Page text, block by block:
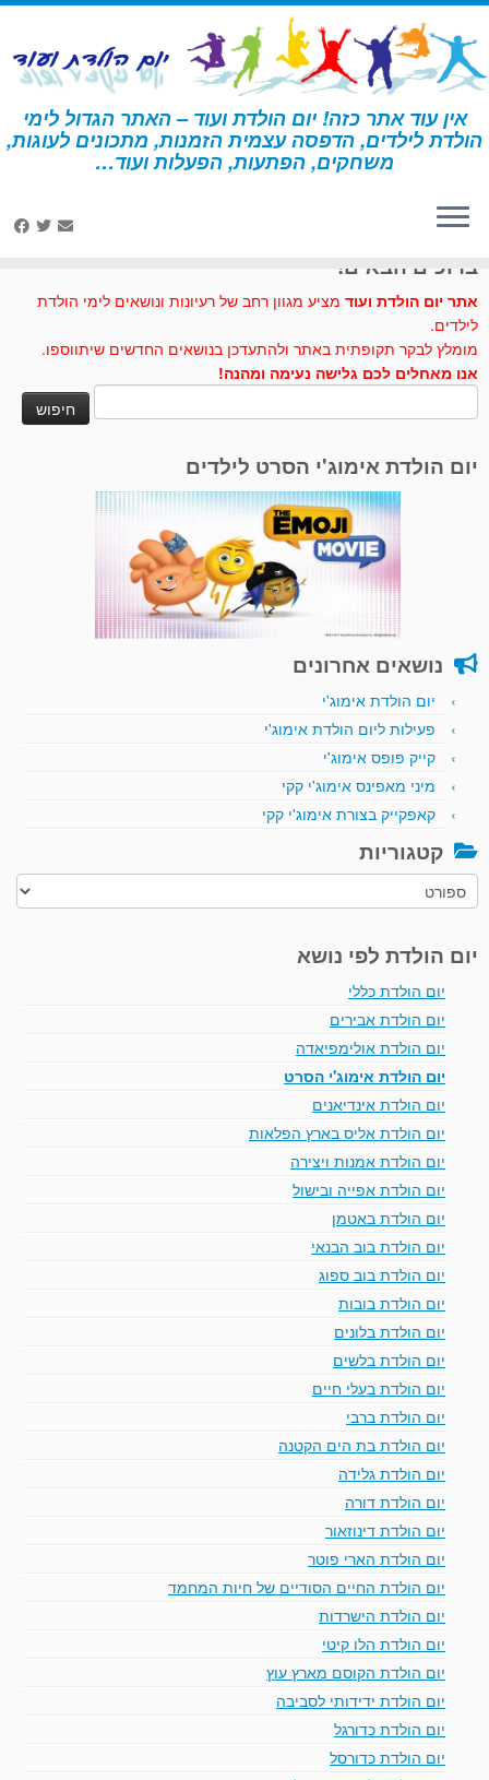
דלג
לתוכן
אין עוד אתר כזה! יום הולדת ועוד – האתר הגדול לימי
הולדת לילדים, הדפסה עצמית הזמנות, מתכונים לעוגות,
משחקים, הפתעות, הפעלות ועוד… דף הבית » ספורט
ברוכים הבאים!
אתר יום הולדת ועוד מציע מגוון רחב של רעיונות ונושאים לימי הולדת
לילדים.
מומלץ לבקר תקופתית באתר ולהתעדכן בנושאים החדשים שיתווספו.
אנו מאחלים לכם גלישה נעימה ומהנה!
יום הולדת אימוג'י הסרט לילדים
נושאים אחרונים
יום הולדת אימוג'י
פעילות ליום הולדת אימוג'י
קייק פופס אימוג'י
מיני מאפינס אימוג'י קקי
קאפקייק בצורת אימוג'י קקי
קטגוריות
קטגוריות
יום הולדת לפי נושא
יום הולדת כללי
יום הולדת אבירים
יום הולדת אולימפיאדה
יום הולדת אימוג'י הסרט
יום הולדת אינדיאנים
יום הולדת אליס בארץ הפלאות
יום הולדת אמנות ויצירה
יום הולדת אפייה ובישול
יום הולדת באטמן
יום הולדת בוב הבנאי
יום הולדת בוב ספוג
יום הולדת בובות
יום הולדת בלונים
יום הולדת בלשים
יום הולדת בעלי חיים
יום הולדת ברבי
יום הולדת בת הים הקטנה
יום הולדת גלידה
יום הולדת דורה
יום הולדת דינוזאור
יום הולדת הארי פוטר
יום הולדת החיים הסודיים של חיות המחמד
יום הולדת הישרדות
יום הולדת הלו קיטי
יום הולדת הקוסם מארץ עוץ
יום הולדת ידידותי לסביבה
יום הולדת כדורגל
יום הולדת כדורסל